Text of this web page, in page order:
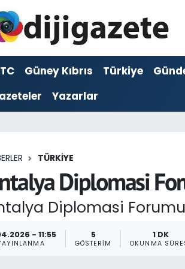
Güney Kıbrıs Türkiye
Yazarlar
TÜRKIYE
Diplomasi
Diplomasi
- 11:55 5
GÖSTERIM
1 DK
OKUNMA